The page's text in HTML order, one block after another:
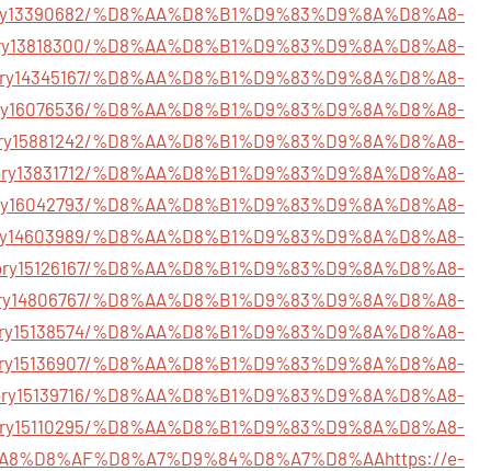
%D8%AA%D8%B1%D9%83%D9%8A%D8%A8-
%D8%AA%D8%B1%D9%83%D9%8A%D8%A8-
%D8%AA%D8%B1%D9%83%D9%8A%D8%A8-
%D8%AA%D8%B1%D9%83%D9%8A%D8%A8-
%D8%AA%D8%B1%D9%83%D9%8A%D8%A8-
%D8%AA%D8%B1%D9%83%D9%8A%D8%A8-
%D8%AA%D8%B1%D9%83%D9%8A%D8%A8-
%D8%AA%D8%B1%D9%83%D9%8A%D8%A8-
%D8%AA%D8%B1%D9%83%D9%8A%D8%A8-
%D8%AA%D8%B1%D9%83%D9%8A%D8%A8-
%D8%AA%D8%B1%D9%83%D9%8A%D8%A8-
%D8%AA%D8%B1%D9%83%D9%8A%D8%A8-
%D8%AA%D8%B1%D9%83%D9%8A%D8%A8-
%D8%AA%D8%B1%D9%83%D9%8A%D8%A8-
https://e-